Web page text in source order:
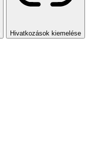
Hivatkozások kiemelése